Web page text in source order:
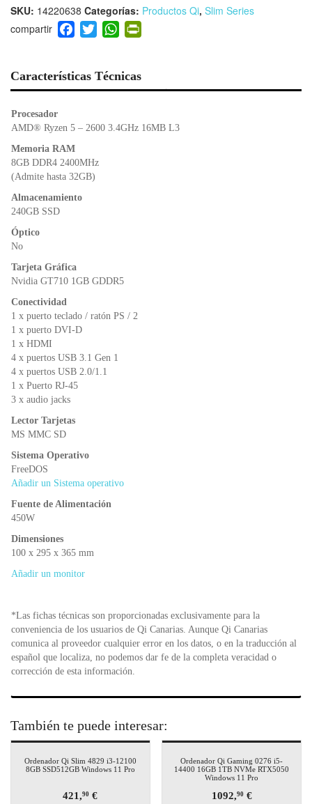
SKU: 14220638 Categorías: Productos Qi, Slim Series
F
a
e
b
o
k
T
wi
er
W
h
s
A
p
e
dl
Características Técnicas
Procesador
AMD® Ryzen 5 – 2600 3.4GHz 16MB L3
Memoria RAM
8GB DDR4 2400MHz
(Admite hasta 32GB)
Almacenamiento
240GB SSD
Óptico
No
Tarjeta Gráfica
Nvidia GT710 1GB GDDR5
Conectividad
1 x puerto teclado / ratón PS / 2
1 x puerto DVI-D
1 x HDMI
4 x puertos USB 3.1 Gen 1
4 x puertos USB 2.0/1.1
1 x Puerto RJ-45
3 x audio jacks
Lector Tarjetas
MS MMC SD
Sistema Operativo
FreeDOS
Añadir un Sistema operativo
Fuente de Alimentación
450W
Dimensiones
100 x 295 x 365 mm
Añadir un monitor
*Las fichas técnicas son proporcionadas exclusivamente para la
conveniencia de los usuarios de Qi Canarias. Aunque Qi Canarias
comunica al proveedor cualquier error en los datos, o en la traducción al
español que localiza, no podemos dar fe de la completa veracidad o
corrección de esta información.
También te puede interesar:
Ordenador Qi Slim 4829 i3-12100
8GB SSD512GB Windows 11 Pro
421,90 €
Ordenador Qi Gaming 0276 i5-
14400 16GB 1TB NVMe RTX5050
Windows 11 Pro
1092,90€